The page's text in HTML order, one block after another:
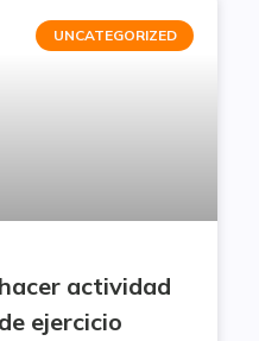
UNCATEGORIZED
actividad
ejercicio